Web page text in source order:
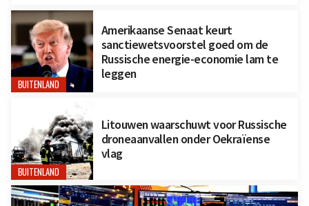
BUITENLAND
Amerikaanse Senaat keurt
sanctiewetsvoorstel goed om de
Russische energie-economie lam te
leggen
BUITENLAND
Litouwen waarschuwt voor Russische
droneaanvallen onder Oekraïense
vlag